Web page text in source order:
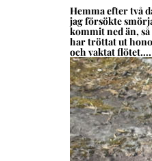
Hemma efter två
jag försökte
kommit ned än,
har tröttat ut
och vaktat flötet….